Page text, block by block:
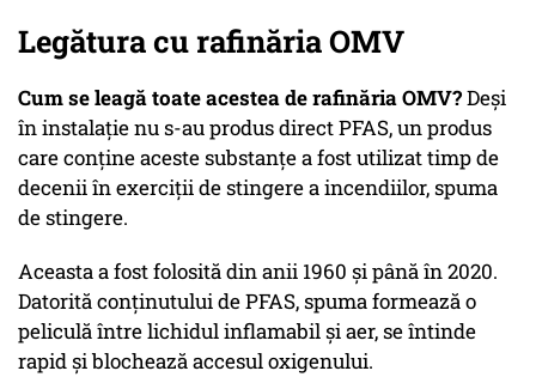
Legătura cu rafinăria OMV
Cum se leagă toate acestea de rafinăria OMV?Deși
în instalație nu s-au produs direct PFAS, un produs
care conține aceste substanțe a fost utilizat timp de
decenii în exerciții de stingere a incendiilor, spuma
de stingere.
Aceasta a fost folosită din anii 1960 și până în 2020.
Datorită conținutului de PFAS, spuma formează o
peliculă între lichidul inflamabil și aer, se întinde
rapid și blochează accesul oxigenului.